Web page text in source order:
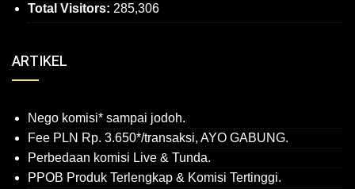
Total Visitors: 285,306
ARTIKEL
Nego komisi* sampai jodoh.
Fee PLN Rp. 3.650*/transaksi, AYO GABUNG.
Perbedaan komisi Live & Tunda.
PPOB Produk Terlengkap & Komisi Tertinggi.